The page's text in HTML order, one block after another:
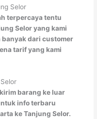
Selor
terpercaya tentu
Selor yang kami
dari customer
tarif yang kami
barang ke luar
info terbaru
ke Tanjung Selor.